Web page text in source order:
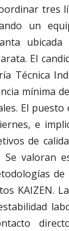
tres
un
El
Técnica
mínima
El puesto
e
de
valoran
KAIZEN.